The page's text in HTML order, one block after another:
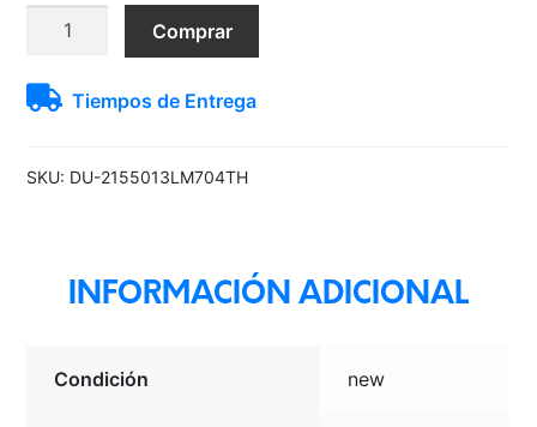
215/50R13
Dunlop
BLK
Comprar
Tiempos de Entrega
SKU: DU-2155013LM704TH
INFORMACIÓN ADICIONAL
Condición new